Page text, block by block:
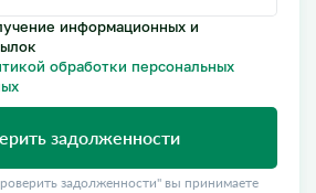
информационных и
обработки персональных
задолженности
задолженности" вы принимаете